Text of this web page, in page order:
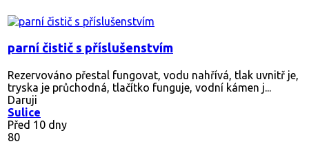
parní čistič s příslušenstvím
Rezervováno přestal fungovat, vodu nahřívá, tlak uvnitř je,
tryska je průchodná, tlačítko funguje, vodní kámen j...
Daruji
Sulice
Před 10 dny
80